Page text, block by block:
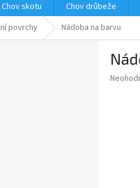
Chov skotu Chov drůbeže
povrchy Nádoba na barvu